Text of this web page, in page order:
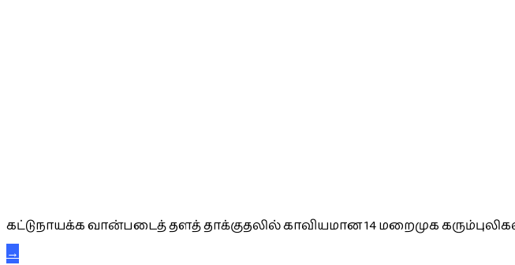
கட்டுநாயக்க வான்படைத் தளத் தாக்குதலில் காவியமான 14 மறைமுக
→